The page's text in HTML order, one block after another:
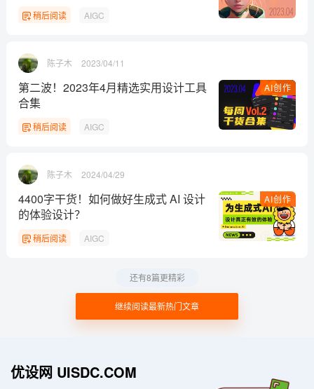
稍后阅读 AIGC
陈子木 2023/04/11
AI创作
第二波！2023年4月精选实用设计工具
合集
稍后阅读 AIGC
陈子木 2024/04/29
AI创作
4400字干货！如何做好生成式 AI 设计
的体验设计？
稍后阅读 AIGC
继续阅读最新热门文章
还有8篇更精彩
优设网 UISDC.COM